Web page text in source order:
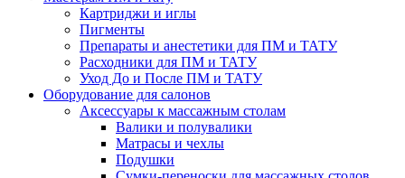
Картриджи и иглы
Пигменты
Препараты и анестетики для ПМ и ТАТУ
Расходники для ПМ и ТАТУ
Уход До и После ПМ и ТАТУ
Оборудование для салонов
Аксессуары к массажным столам
Валики и полувалики
Матрасы и чехлы
Подушки